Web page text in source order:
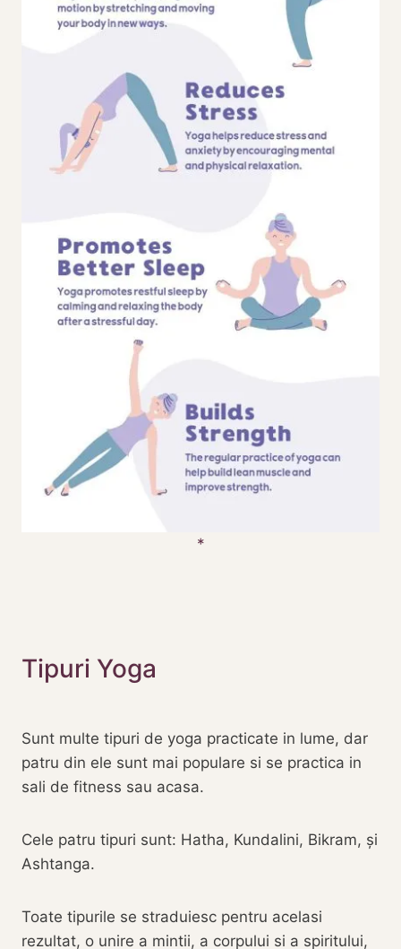
Tipuri Yoga
Sunt multe tipuri de yoga practicate in lume, dar
patru din ele sunt mai populare si se practica in
sali de fitness sau acasa.
Cele patru tipuri sunt: Hatha, Kundalini, Bikram, și
Ashtanga.
Toate tipurile se straduiesc pentru acelasi
rezultat, o unire a mintii, a corpului si a spiritului,